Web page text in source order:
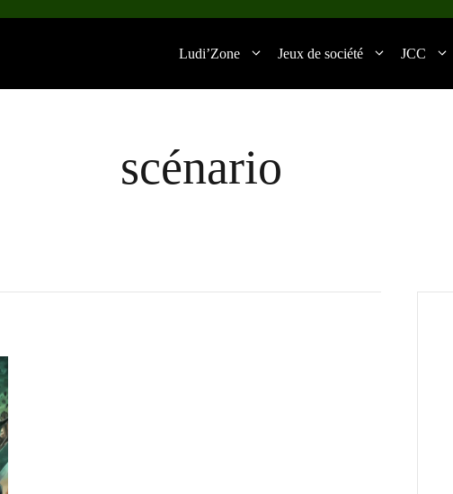
Ludi’Zone Jeux de société JCC
scénario